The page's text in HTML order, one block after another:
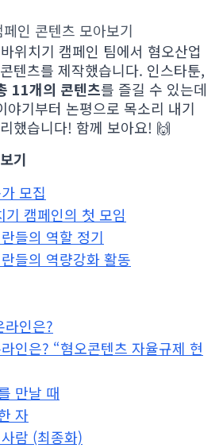
인 콘텐츠 모아보기
위치기 캠페인 팀에서 혐오산업
텐츠를 제작했습니다. 인스타툰,
11개의 콘텐츠를 즐길 수 있는데
야기부터 논평으로 목소리 내기
했습니다! 함께 보아요! 🙌
기
모집
캠페인의 첫 모임
들의 역할 정기
들의 역량강화 활동
라인은?
인은? “혐오콘텐츠 자율규제 현
만날 때
자
람 (최종화)